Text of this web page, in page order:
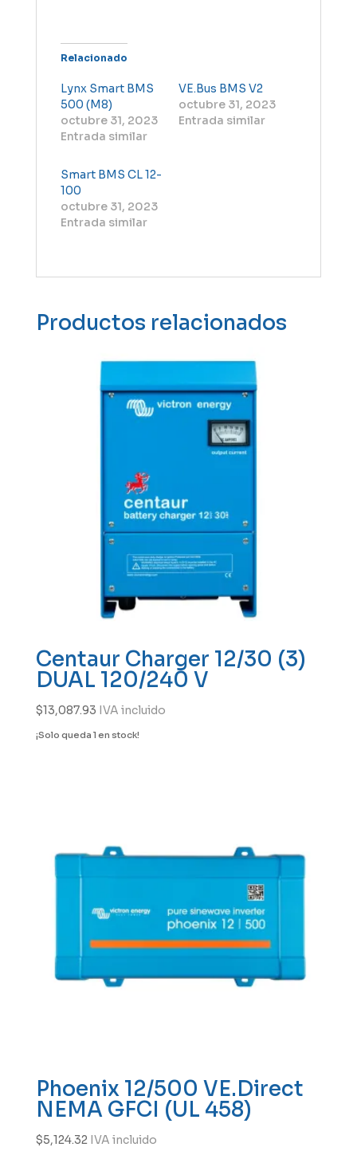
Relacionado
Lynx Smart BMS
500 (M8)
octubre 31, 2023
Entrada similar
VE.Bus BMS V2
octubre 31, 2023
Entrada similar
Smart BMS CL 12-
100
octubre 31, 2023
Entrada similar
Productos relacionados
Centaur Charger 12/30 (3)
DUAL 120/240 V
$13,087.93 IVA incluido
¡Solo queda 1 en stock!
Phoenix 12/500 VE.Direct
NEMA GFCI (UL 458)
$5,124.32 IVA incluido